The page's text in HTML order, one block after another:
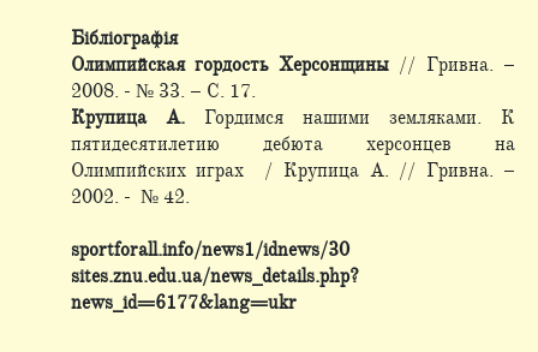
Бібліографія
Олимпийская гордость Херсонщины // Гривна. –
2008. - № 33. – С. 17.
Крупица А. Гордимся нашими земляками. К
пятидесятилетию дебюта херсонцев на
Олимпийских играх / Крупица А. // Гривна. –
2002. - № 42.
sportforall.info/news1/idnews/30
sites.znu.edu.ua/news_details.php?
news_id=6177&lang=ukr